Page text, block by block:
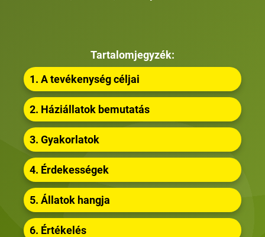
Tartalomjegyzék:
1. A tevékenység céljai
2. Háziállatok bemutatás
3. Gyakorlatok
4. Érdekességek
5. Állatok hangja
6. Értékelés